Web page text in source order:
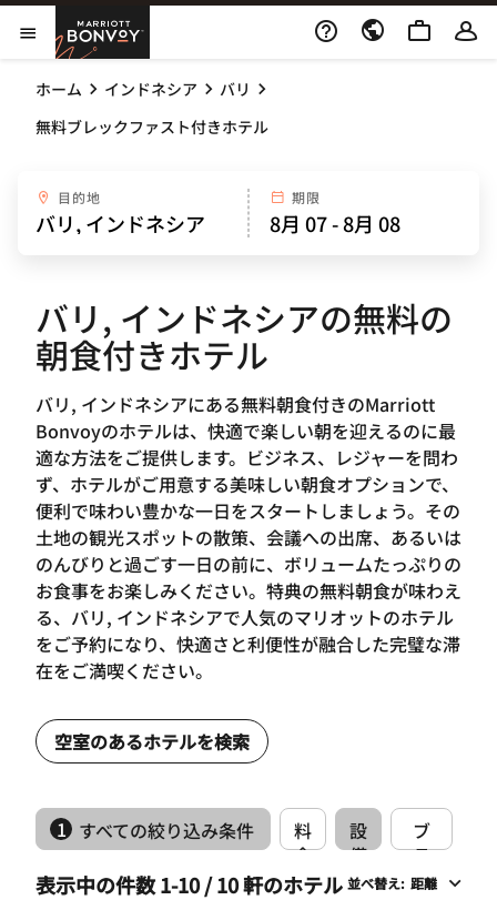
Skip to Content
メニューを開く
Marriott Bonvoy
ホーム インドネシア
バリ
無料ブレックファスト付きホテル
目的地 期限
バリ, インドネシアの無料の
朝食付きホテル
バリ, インドネシアにある無料朝食付きのMarriott
Bonvoyのホテルは、快適で楽しい朝を迎えるのに最
適な方法をご提供します。ビジネス、レジャーを問わ
ず、ホテルがご用意する美味しい朝食オプションで、
便利で味わい豊かな一日をスタートしましょう。その
土地の観光スポットの散策、会議への出席、あるいは
のんびりと過ごす一日の前に、ボリュームたっぷりの
お食事をお楽しみください。特典の無料朝食が味わえ
る、バリ, インドネシアで人気のマリオットのホテル
をご予約になり、快適さと利便性が融合した完璧な滞
在をご満喫ください。
空室のあるホテルを検索
1 すべての絞り込み条件
料
金
設
備
ブ
ラ
ン
表示中の件数 1-10 / 10 軒のホテル 並べ替え: 距離